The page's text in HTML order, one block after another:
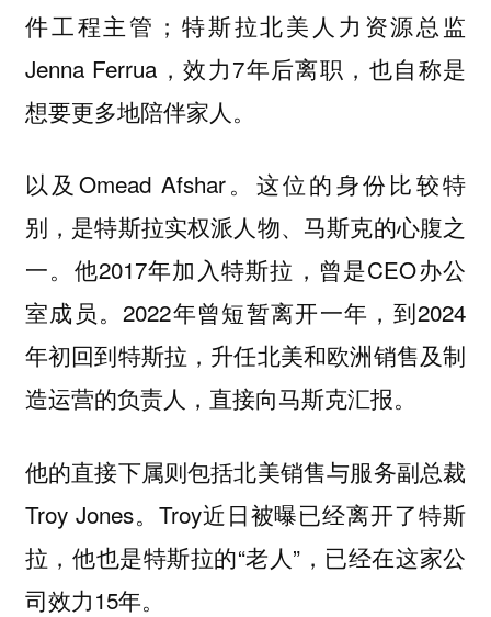
件工程主管；特斯拉北美人力资源总监
Jenna Ferrua，效力7年后离职，也自称是
想要更多地陪伴家人。
以及Omead Afshar。这位的身份比较特
别，是特斯拉实权派人物、马斯克的心腹之
一。他2017年加入特斯拉，曾是CEO办公
室成员。2022年曾短暂离开一年，到2024
年初回到特斯拉，升任北美和欧洲销售及制
造运营的负责人，直接向马斯克汇报。
他的直接下属则包括北美销售与服务副总裁
Troy Jones。Troy近日被曝已经离开了特斯
拉，他也是特斯拉的“老人”，已经在这家公
司效力15年。